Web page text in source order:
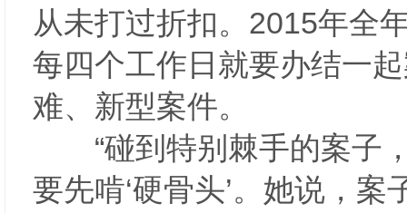
从未打过折扣。2015年全
每四个工作日就要办结一
难、新型案件。
“碰到特别棘手的案子，
要先啃‘硬骨头’。她说，